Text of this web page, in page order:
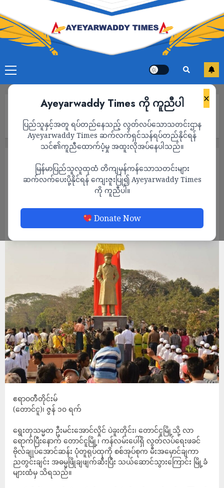
×
Ayeyarwaddy Times ကို ကူညီပါ
ပြည်သူနှင့်အတူ ရပ်တည်နေသည့် လွတ်လပ်သောသတင်းဌာန
Ayeyarwaddy Times ဆက်လက်ရှင်သန်ရပ်တည်နိုင်ရန်
သင်၏ကူညီထောက်ပံ့မှု အထူးလိုအပ်နေပါသည်။
မြန်မာပြည်သူလူထုထံ တိကျမှန်ကန်သောသတင်းများ
ဆက်လက်ပေးပို့နိုင်ရန် ကျေးဇူးပြု၍ Ayeyarwaddy Times
ကို ကူညီပါ။
Donate Now
အောင်ဆန်းရုပ်ထု ညတွင်းချင်း မီးအမှောင်ချ၍ ဖြိုချဖျက်ဆီးခံရ
ရွေးတုသမ္မတ မင်းအောင်လှိုင် တောင်ငူလာ
ရောက်ပြီးနောက် ဗိုလ်ချုပ်အောင်ဆန်းရုပ်ထု
ညတွင်းချင်း မီးအမှောင်ချ၍ ဖြိုချဖျက်ဆီးခံရ
ADMIN JUNE 10, 2026
ဧရာဝတီတိုင်းမ်
(တောင်ငူ)၊ ဇွန် ၁၀ ရက်
ရွေးတုသမ္မတ ဦးမင်းအောင်လှိုင် ပဲခူးတိုင်း၊ တောင်ငူမြို့သို့ လာ
ရောက်ပြီးနောက် တောင်ငူမြို့၊ ကန်လမ်းပေါ်ရှိ လွတ်လပ်ရေးဖခင်
ဗိုလ်ချုပ်အောင်ဆန်း ပုံတူရုပ်ထုကို စစ်အုပ်စုက မီးအမှောင်ချကာ
ညတွင်းချင်း အဓမ္မဖြိုချဖျက်ဆီးပြီး သယ်ဆောင်သွားကြောင်း မြို့ခံ
များထံမှ သိရသည်။